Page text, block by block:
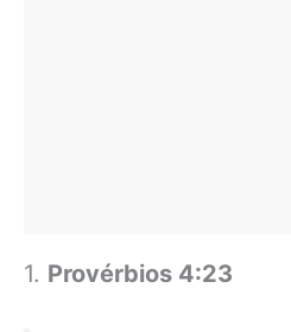
1. Provérbios 4:23